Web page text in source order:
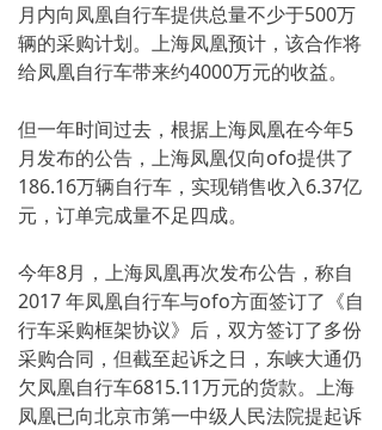
月内向凤凰自行车提供总量不少于500万
辆的采购计划。上海凤凰预计，该合作将
给凤凰自行车带来约4000万元的收益。
但一年时间过去，根据上海凤凰在今年5
月发布的公告，上海凤凰仅向ofo提供了
186.16万辆自行车，实现销售收入6.37亿
元，订单完成量不足四成。
今年8月，上海凤凰再次发布公告，称自
2017 年凤凰自行车与ofo方面签订了《自
行车采购框架协议》后，双方签订了多份
采购合同，但截至起诉之日，东峡大通仍
欠凤凰自行车6815.11万元的货款。上海
凤凰已向北京市第一中级人民法院提起诉